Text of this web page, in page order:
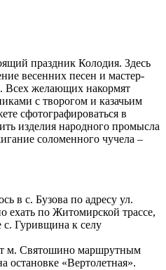
праздник Колодия. Здесь
весенних песен и мастер-
Всех желающих накормят
с творогом и казачьим
сфотографироваться в
изделия народного промысла
соломенного чучела –
в с. Бузова по адресу ул.
ехать по Житомирской трассе,
с. Гуривщина к селу
м. Святошино маршрутным
остановке «Вертолетная».